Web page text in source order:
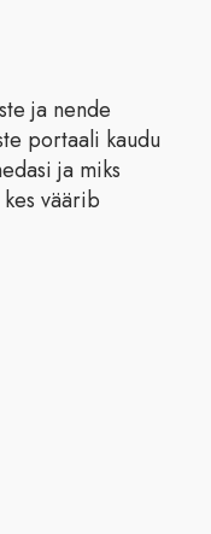
ja nende
portaali kaudu
ja miks
väärib